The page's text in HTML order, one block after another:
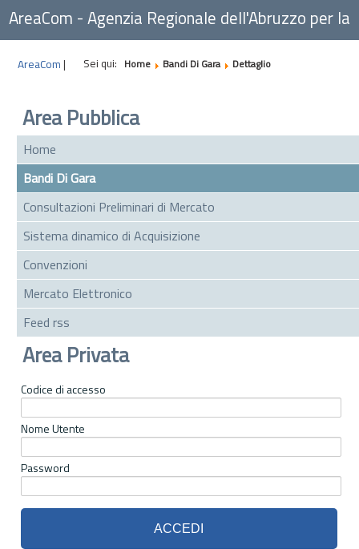
AreaCom - Agenzia Regionale dell'Abruzzo per la
Committenza
AreaCom | Sei qui: Home Bandi Di Gara Dettaglio
Area Pubblica
Home
Bandi Di Gara
Consultazioni Preliminari di Mercato
Sistema dinamico di Acquisizione
Convenzioni
Mercato Elettronico
Feed rss
Area Privata
Codice di accesso
Nome Utente
Password